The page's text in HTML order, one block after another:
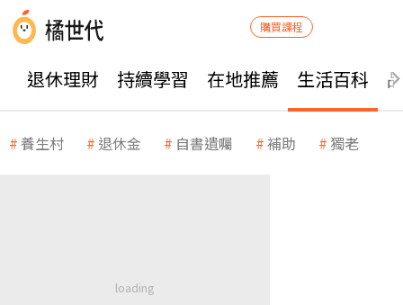
購買課程
退休理財 持續學習 在地推薦 生活百科
養生村 退休金 自書遺囑 補助 獨老